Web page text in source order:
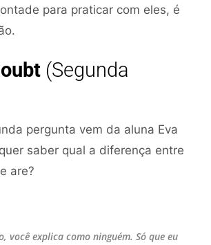
para praticar com eles, é
(Segunda
pergunta vem da aluna Eva
saber qual a diferença entre
are?
você explica como ninguém. Só que eu